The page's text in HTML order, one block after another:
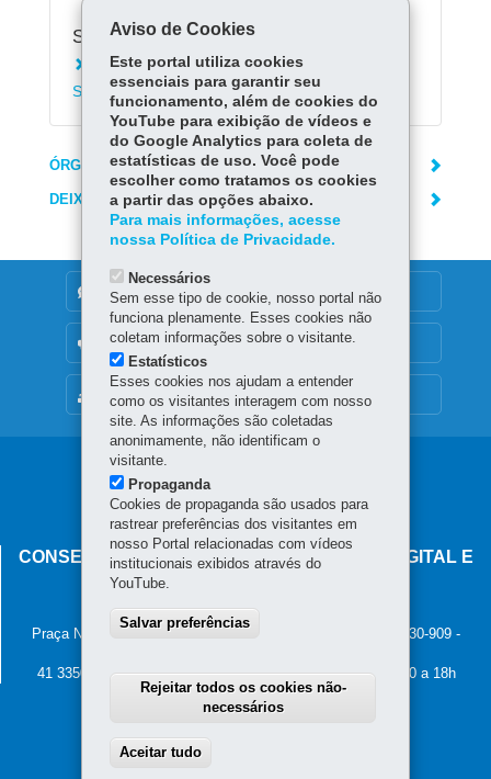
Serviços Relacionados:
Matricular-se em cursos técnicos da
Secretaria da Educação
ÓRGÃO RESPONSÁVEL
DEIXE SUA OPINIÃO
MAPA DO SITE
DENUNCIE CORRUPÇÃO
OUVIDORIA
Navegação
principal
CONSELHO ESTADUAL DE GOVERNANÇA DIGITAL E
SEGURANÇA DA INFORMAÇÃO
Palácio Iguaçu
Praça Nossa Senhora de Salette, s/n - Centro Cívico
80.530-909 -
41 3350-2400 - Horário de atendimento: 8h30 a 12h e 13h30 a 18h
Aviso de Cookies
Este portal utiliza cookies
essenciais para garantir seu
funcionamento, além de cookies do
YouTube para exibição de vídeos e
do Google Analytics para coleta de
estatísticas de uso. Você pode
escolher como tratamos os cookies
a partir das opções abaixo.
Para mais informações, acesse
nossa Política de Privacidade.
Necessários
Sem esse tipo de cookie, nosso portal não
funciona plenamente. Esses cookies não
coletam informações sobre o visitante.
Estatísticos
Esses cookies nos ajudam a entender
como os visitantes interagem com nosso
site. As informações são coletadas
anonimamente, não identificam o
visitante.
Propaganda
Cookies de propaganda são usados para
rastrear preferências dos visitantes em
nosso Portal relacionadas com vídeos
institucionais exibidos através do
YouTube.
Salvar preferências
Rejeitar todos os cookies não-
necessários
Aceitar tudo